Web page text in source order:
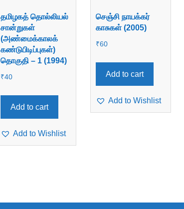
தமிழகத் தொல்லியல்
சான்றுகள்
(அண்மைக்காலக்
கண்டுபிடிப்புகள்)
தொகுதி – 1 (1994)
₹40
Add to cart
Add to Wishlist
செஞ்சி நாயக்கர்
காசுகள் (2005)
₹60
Add to cart
Add to Wishlist